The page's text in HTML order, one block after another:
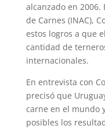
alcanzado en
de Carnes (INAC),
estos logros a que
cantidad de
internacionales.
En entrevista con
precisó que
carne en el mundo
posibles los